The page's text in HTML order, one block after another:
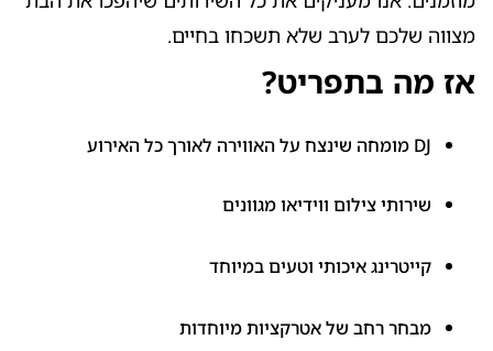
מצווה שלכם לערב שלא תשכחו בחיים.
אז מה בתפריט?
DJ מומחה שינצח על האווירה לאורך כל האירוע​
שירותי צילום ווידיאו מגוונים​
קייטרינג איכותי וטעים במיוחד​
מבחר רחב של אטרקציות מיוחדות